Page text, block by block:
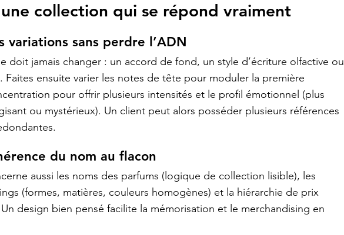
collection qui se répond vraiment
variations sans perdre l’ADN
doit jamais changer : un accord de fond, un style d’écriture olfactive ou
Faites ensuite varier les notes de tête pour moduler la première
pour offrir plusieurs intensités et le profil émotionnel (plus
ou mystérieux). Un client peut alors posséder plusieurs références
du nom au flacon
aussi les noms des parfums (logique de collection lisible), les
(formes, matières, couleurs homogènes) et la hiérarchie de prix
design bien pensé facilite la mémorisation et le merchandising en